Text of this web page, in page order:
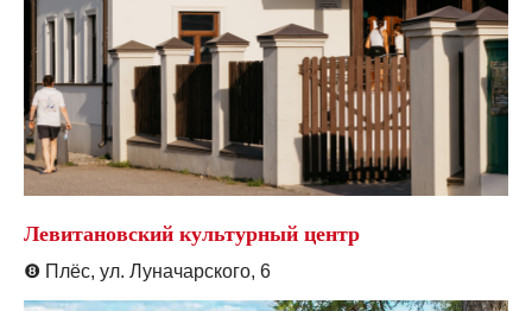
Левитановский культурный центр
❽ Плёс, ул. Луначарского, 6